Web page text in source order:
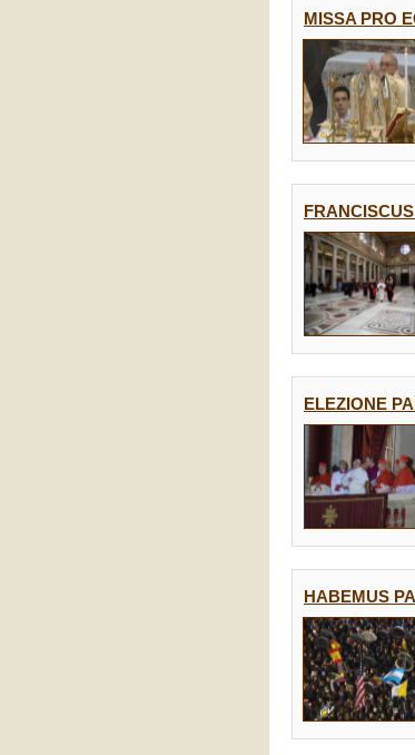
MISSA PRO
ELEZIONE
HABEMUS